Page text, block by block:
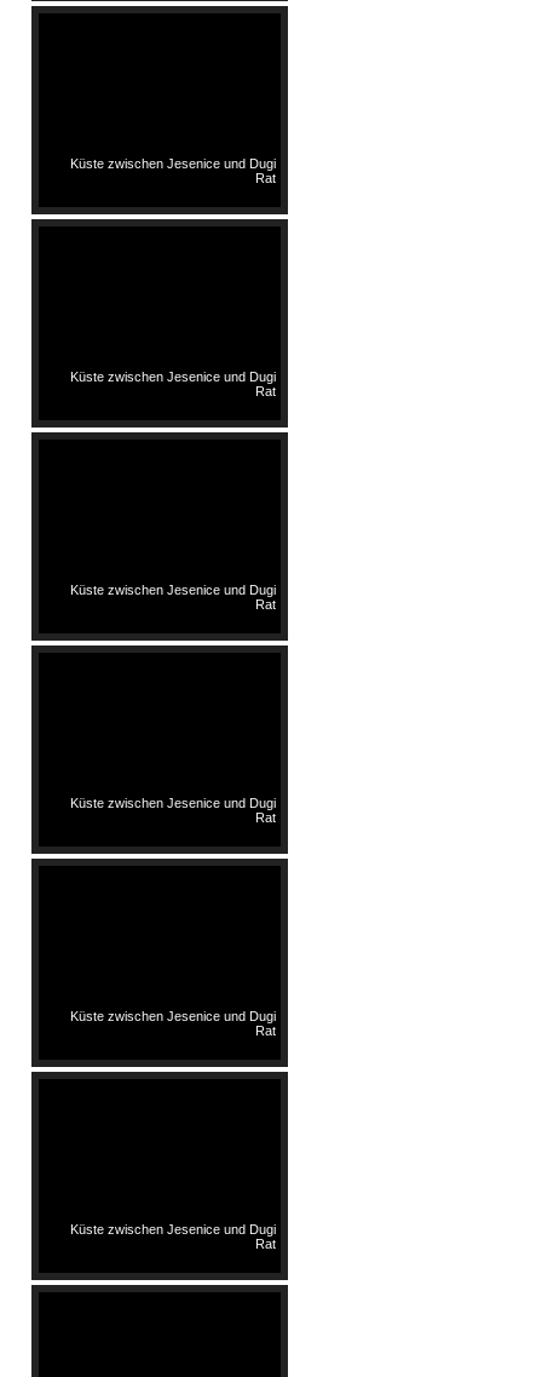
Küste zwischen Jesenice und Dugi
Rat
Küste zwischen Jesenice und Dugi
Rat
Küste zwischen Jesenice und Dugi
Rat
Küste zwischen Jesenice und Dugi
Rat
Küste zwischen Jesenice und Dugi
Rat
Küste zwischen Jesenice und Dugi
Rat